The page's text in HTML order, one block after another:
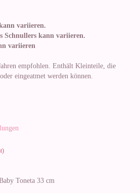
variieren.
Schnullers kann variieren.
variieren
empfohlen. Enthält Kleinteile, die
eingeatmet werden können.
Toneta 33 cm